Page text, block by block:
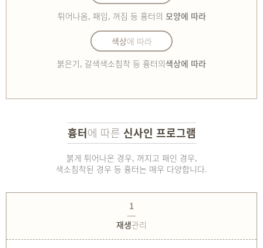
튀어나옴, 패임, 꺼짐 등 흉터의 모양에 따라
색상에 따라
붉은기, 갈색색소침착 등 흉터의색상에 따라
흉터에 따른 신사인 프로그램
붉게 튀어나온 경우, 꺼지고 패인 경우,
색소침착된 경우 등 흉터는 매우 다양합니다.
1
재생관리